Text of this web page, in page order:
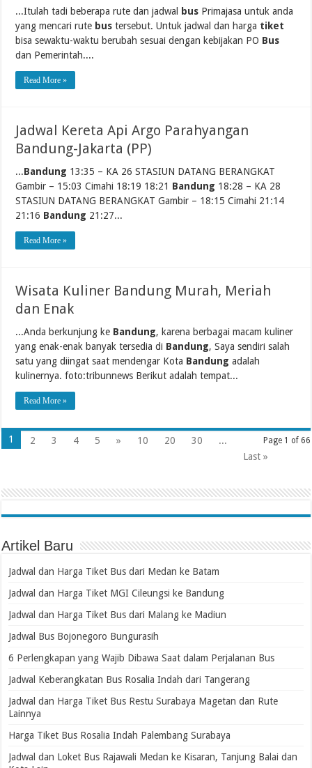
...Itulah tadi beberapa rute dan jadwal bus Primajasa untuk anda
yang mencari rute bus tersebut. Untuk jadwal dan harga tiket
bisa sewaktu-waktu berubah sesuai dengan kebijakan PO Bus
dan Pemerintah....
Read More »
Jadwal Kereta Api Argo Parahyangan
Bandung-Jakarta (PP)
...Bandung 13:35 – KA 26 STASIUN DATANG BERANGKAT
Gambir – 15:03 Cimahi 18:19 18:21 Bandung 18:28 – KA 28
STASIUN DATANG BERANGKAT Gambir – 18:15 Cimahi 21:14
21:16 Bandung 21:27...
Read More »
Wisata Kuliner Bandung Murah, Meriah
dan Enak
...Anda berkunjung ke Bandung, karena berbagai macam kuliner
yang enak-enak banyak tersedia di Bandung, Saya sendiri salah
satu yang diingat saat mendengar Kota Bandung adalah
kulinernya. foto:tribunnews Berikut adalah tempat...
Read More »
Page 1 of 66
1 2 3 4 5 » 10 20 30
...
Last »
Artikel Baru
Jadwal dan Harga Tiket Bus dari Medan ke Batam
Jadwal dan Harga Tiket MGI Cileungsi ke Bandung
Jadwal dan Harga Tiket Bus dari Malang ke Madiun
Jadwal Bus Bojonegoro Bungurasih
6 Perlengkapan yang Wajib Dibawa Saat dalam Perjalanan Bus
Jadwal Keberangkatan Bus Rosalia Indah dari Tangerang
Jadwal dan Harga Tiket Bus Restu Surabaya Magetan dan Rute
Lainnya
Harga Tiket Bus Rosalia Indah Palembang Surabaya
Jadwal dan Loket Bus Rajawali Medan ke Kisaran, Tanjung Balai dan